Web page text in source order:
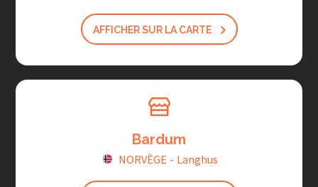
AFFICHER SUR LA CARTE
Bardum
NORVÈGE - Langhus